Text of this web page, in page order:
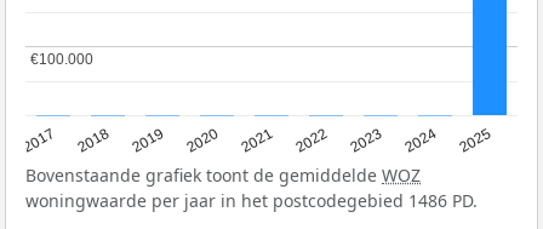
2017 2018 2019 2020 2021 2022 2023 2024 2025
€100.000
€100.000
Bovenstaande grafiek toont de gemiddelde WOZ
woningwaarde per jaar in het postcodegebied 1486 PD.